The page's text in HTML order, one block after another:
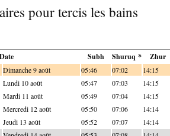
pour tercis les bains
Date Subh Shuruq * Zhur
Dimanche 9 août 05:46 07:02 14:15
Lundi 10 août 05:47 07:03 14:15
Mardi 11 août 05:49 07:04 14:15
Mercredi 12 août 05:50 07:06 14:14
Jeudi 13 août 05:52 07:07 14:14